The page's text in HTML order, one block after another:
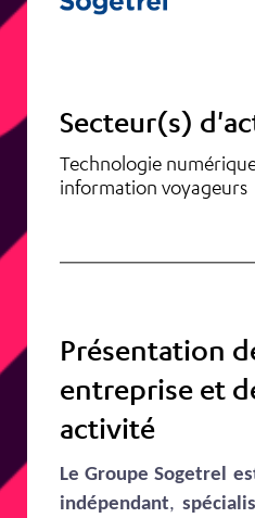
Secteur(s)
Technologie
information voyageurs
Présentation
entreprise et
activité
Le Groupe Sogetrel
indépendant,